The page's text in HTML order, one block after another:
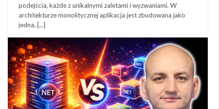
podejścia, każde z unikalnymi zaletami i wyzwaniami. W
architekturze monolitycznej aplikacja jest zbudowana jako
jedna, [...]